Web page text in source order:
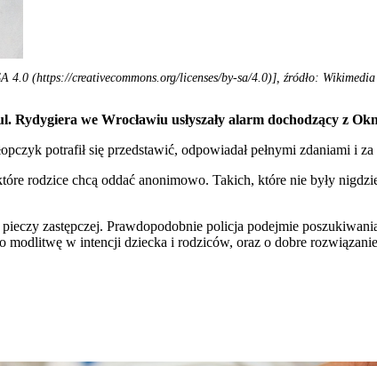
(https://creativecommons.org/licenses/by-sa/4.0)], źródło: Wikimedia
we Wrocławiu usłyszały alarm dochodzący z
potrafił się przedstawić, odpowiadał pełnymi zdaniami i
rodzice chcą oddać anonimowo. Takich, które nie były
zastępczej. Prawdopodobnie policja podejmie
modlitwę w intencji dziecka i rodziców, oraz o dobre